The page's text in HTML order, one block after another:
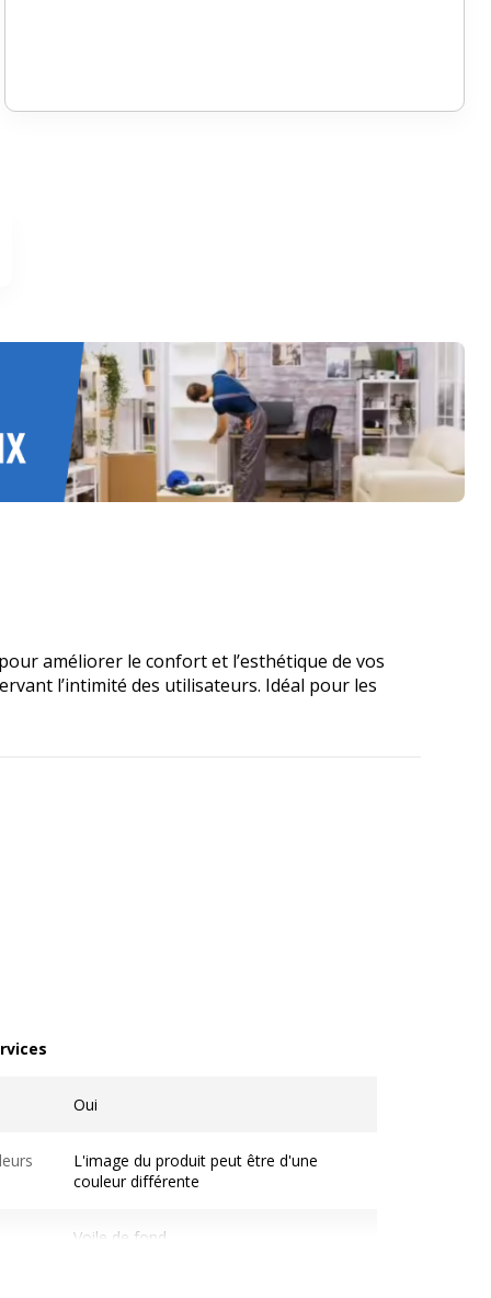
améliorer le confort et l’esthétique de vos
l’intimité des utilisateurs. Idéal pour les
Oui
L'image du produit peut être d'une
couleur différente
Voile de fond